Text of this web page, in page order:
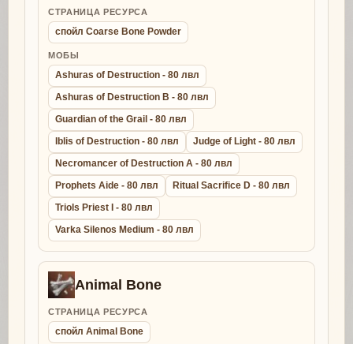
СТРАНИЦА РЕСУРСА
спойл Coarse Bone Powder
МОБЫ
Ashuras of Destruction - 80 лвл
Ashuras of Destruction B - 80 лвл
Guardian of the Grail - 80 лвл
Iblis of Destruction - 80 лвл
Judge of Light - 80 лвл
Necromancer of Destruction A - 80 лвл
Prophets Aide - 80 лвл
Ritual Sacrifice D - 80 лвл
Triols Priest I - 80 лвл
Varka Silenos Medium - 80 лвл
Animal Bone
СТРАНИЦА РЕСУРСА
спойл Animal Bone